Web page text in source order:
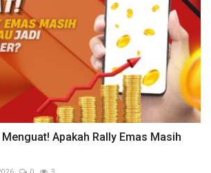
Apakah Rally Emas Masih